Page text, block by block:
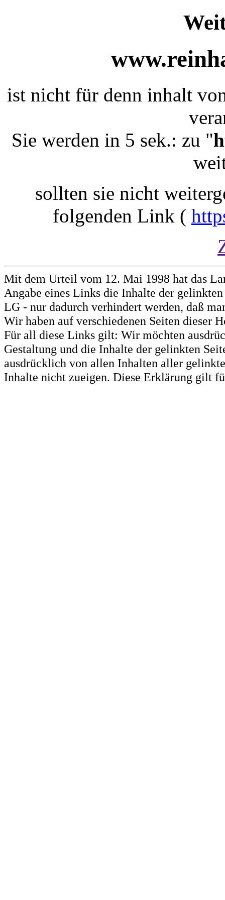
ist nicht für denn inhalt
Sie werden in 5 sek.: zu "
sollten sie nicht
folgenden Link (
Mit dem Urteil vom 12. Mai 1998 hat das
Angabe eines Links die Inhalte der
LG - nur dadurch verhindert werden, daß
Wir haben auf verschiedenen Seiten dieser
Für all diese Links gilt: Wir möchten
Gestaltung und die Inhalte der gelinkten
ausdrücklich von allen Inhalten aller
Inhalte nicht zueigen. Diese Erklärung gilt